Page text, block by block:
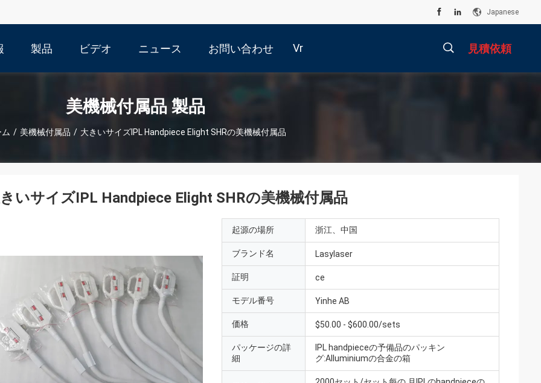
Japanese
製品 ビデオ ニュース お問い合わせ Vr 見積依頼
美機械付属品 製品
/ 美機械付属品 / 大きいサイズIPL Handpiece Elight SHRの美機械付属品
いサイズIPL Handpiece Elight SHRの美機械付属品
起源の場所 浙江、中国
ブランド名 Lasylaser
証明 ce
モデル番号 Yinhe AB
価格 $50.00 - $600.00/sets
パッケージの詳
細
IPL handpieceの予備品のパッキン
グ:Alluminiumの合金の箱